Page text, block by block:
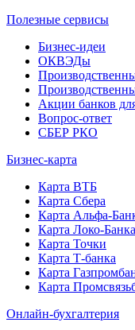
Полезные сервисы
Бизнес-идеи
ОКВЭДы
Акции банков
Вопрос-ответ
СБЕР РКО
Бизнес-карта
Карта ВТБ
Карта Сбера
Карта Альфа-
Карта Локо-Банка
Карта Точки
Карта Т-банка
Карта
Карта
Онлайн-бухгалтерия